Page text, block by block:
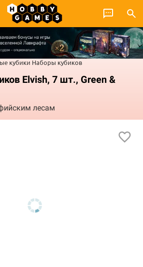
кубики Наборы кубиков
Elvish, 7 шт., Green &
лесам